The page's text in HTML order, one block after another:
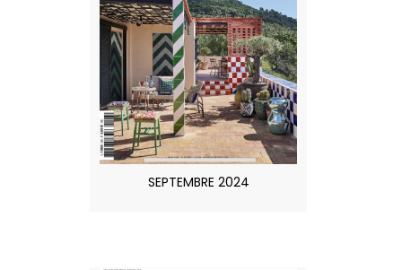
SEPTEMBRE 2024